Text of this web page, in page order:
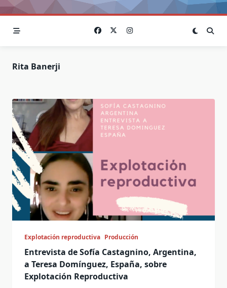
Rita Banerji
Explotación reproductiva Producción
Entrevista de Sofía Castagnino, Argentina,
a Teresa Domínguez, España, sobre
Explotación Reproductiva